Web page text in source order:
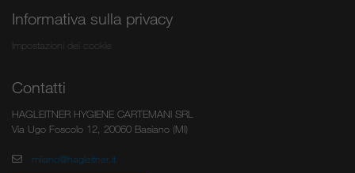
Informativa sulla privacy
Impostazioni dei cookie
Contatti
HAGLEITNER HYGIENE CARTEMANI SRL
Via Ugo Foscolo 12, 20060 Basiano (MI)
milano@hagleitner.it